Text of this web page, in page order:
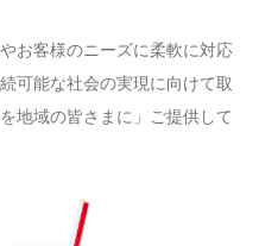
お客様のニーズに柔軟に対応
可能な社会の実現に向けて取
地域の皆さまに」ご提供して